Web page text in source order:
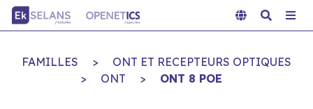
FAMILLES >
ONT ET RECEPTEURS OPTIQUES
>
ONT > ONT 8 POE